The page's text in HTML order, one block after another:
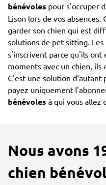
bénévoles pour s'occuper
Lison lors de vos
garder son chien qui est
solutions de pet sitting. Les
s'inscrivent parce qu'ils ont
moments avec un chien, ils
C'est une solution d'autant
payez uniquement
bénévoles à qui vous allez
Nous avons
chien